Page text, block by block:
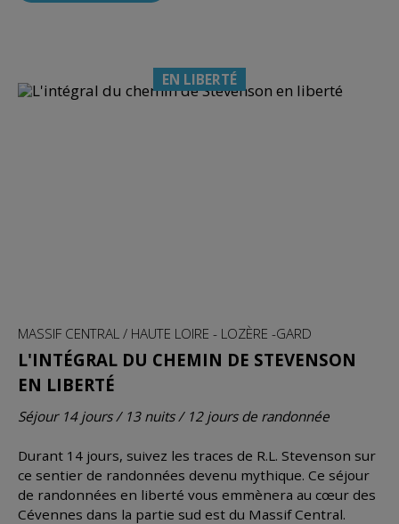
EN LIBERTÉ
MASSIF CENTRAL / HAUTE LOIRE - LOZÈRE -GARD
L'INTÉGRAL DU CHEMIN DE STEVENSON
EN LIBERTÉ
Séjour 14 jours / 13 nuits / 12 jours de randonnée
Durant 14 jours, suivez les traces de R.L. Stevenson sur
ce sentier de randonnées devenu mythique. Ce séjour
de randonnées en liberté vous emmènera au cœur des
Cévennes dans la partie sud est du Massif Central.